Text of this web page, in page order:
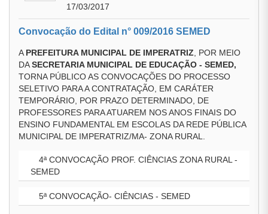
17/03/2017
Convocação do Edital n° 009/2016 SEMED
A PREFEITURA MUNICIPAL DE IMPERATRIZ , POR MEIO
DASECRETARIA MUNICIPAL DE EDUCAÇÃO - SEMED,
TORNA PÚBLICO AS CONVOCAÇÕES DO PROCESSO
SELETIVO PARA A CONTRATAÇÃO, EM CARÁTER
TEMPORÁRIO, POR PRAZO DETERMINADO, DE
PROFESSORES PARA ATUAREM NOS ANOS FINAIS DO
ENSINO FUNDAMENTAL EM ESCOLAS DA REDE PÚBLICA
MUNICIPAL DE IMPERATRIZ/MA- ZONA RURAL.
4ª CONVOCAÇÃO PROF. CIÊNCIAS ZONA RURAL -
SEMED
5ª CONVOCAÇÃO- CIÊNCIAS - SEMED